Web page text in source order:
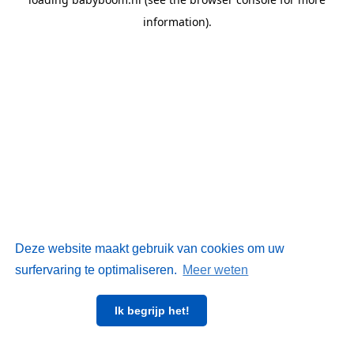
Deze website maakt gebruik van cookies om uw
surfervaring te optimaliseren. Meer weten
Ik begrijp het!
information).